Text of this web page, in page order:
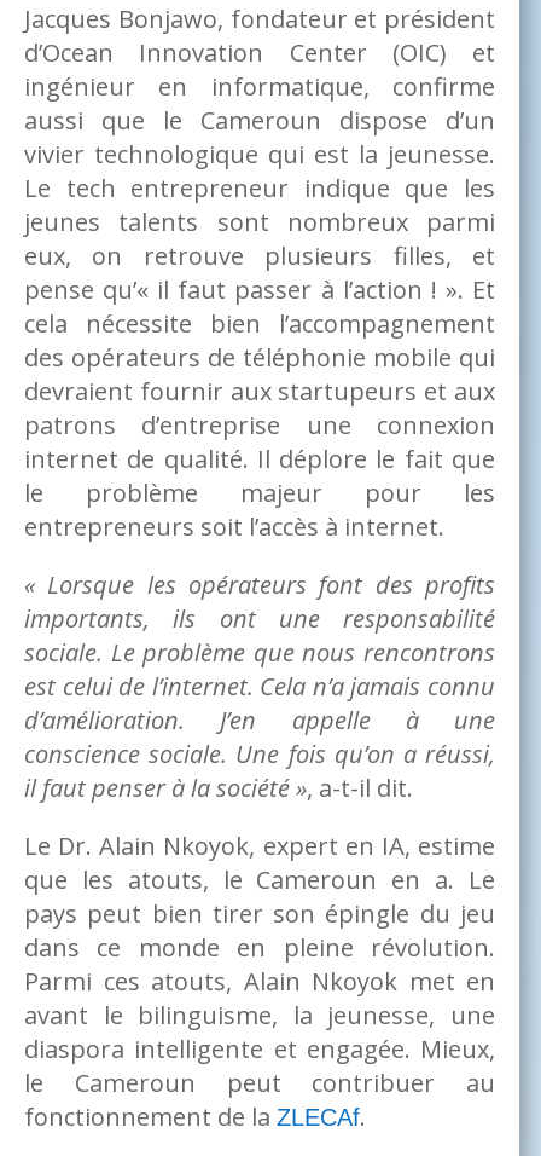
Jacques Bonjawo, fondateur et président
d’Ocean Innovation Center (OIC) et
ingénieur en informatique, confirme
aussi que le Cameroun dispose d’un
vivier technologique qui est la jeunesse.
Le tech entrepreneur indique que les
jeunes talents sont nombreux parmi
eux, on retrouve plusieurs filles, et
pense qu’« il faut passer à l’action ! ». Et
cela nécessite bien l’accompagnement
des opérateurs de téléphonie mobile qui
devraient fournir aux startupeurs et aux
patrons d’entreprise une connexion
internet de qualité. Il déplore le fait que
le problème majeur pour les
entrepreneurs soit l’accès à internet.
« Lorsque les opérateurs font des profits
importants, ils ont une responsabilité
sociale. Le problème que nous rencontrons
est celui de l’internet. Cela n’a jamais connu
d’amélioration. J’en appelle à une
conscience sociale. Une fois qu’on a réussi,
il faut penser à la société », a-t-il dit.
Le Dr. Alain Nkoyok, expert en IA, estime
que les atouts, le Cameroun en a. Le
pays peut bien tirer son épingle du jeu
dans ce monde en pleine révolution.
Parmi ces atouts, Alain Nkoyok met en
avant le bilinguisme, la jeunesse, une
diaspora intelligente et engagée. Mieux,
le Cameroun peut contribuer au
fonctionnement de la ZLECAf.